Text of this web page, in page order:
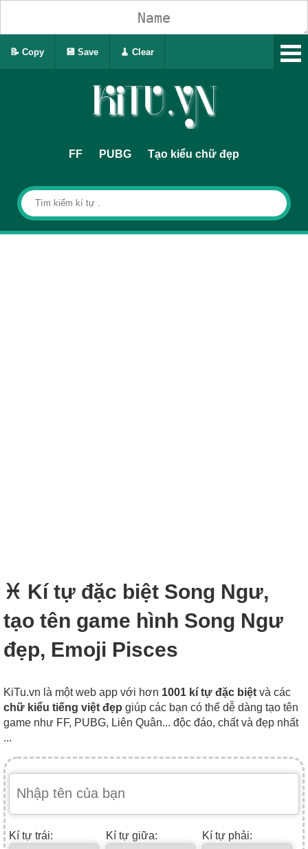
FF PUBG Tạo kiểu chữ đẹp
♓ Kí tự đặc biệt Song Ngư,
tạo tên game hình Song Ngư
đẹp, Emoji Pisces
KiTu.vn là một web app với hơn 1001 kí tự đặc biệt và các
chữ kiểu tiếng việt đẹp giúp các bạn có thể dễ dàng tạo tên
game như FF, PUBG, Liên Quân... độc đáo, chất và đẹp nhất
...
Kí tự trái: Kí tự giữa: Kí tự phải:
📝 Copy 💾 Save 🧹 Clear